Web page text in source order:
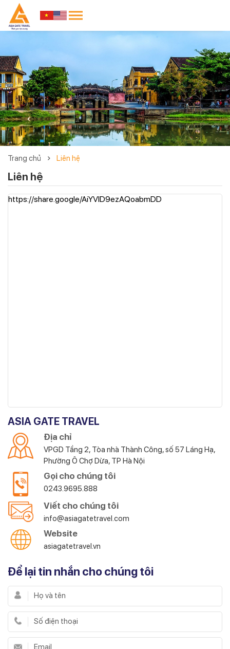
Trang chủ Liên hệ
Liên hệ
https://share.google/AiYVlD9ezAQoabmDD
ASIA GATE TRAVEL
Địa chỉ
VPGD Tầng 2, Tòa nhà Thành Công, số 57 Láng Hạ,
Phường Ô Chợ Dừa, TP Hà Nội
Gọi cho chúng tôi
0243.9695.888
Viết cho chúng tôi
info@asiagatetravel.com
Website
asiagatetravel.vn
Để lại tin nhắn cho chúng tôi